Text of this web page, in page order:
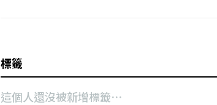
標籤
這個人還沒被新增標籤⋯